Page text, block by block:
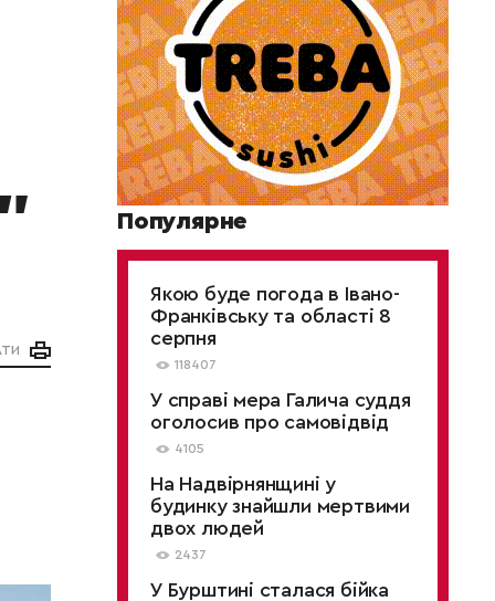
Популярне
Якою буде погода в Івано-
Франківську та області 8
серпня
118407
У справі мера Галича суддя
оголосив про самовідвід
4105
На Надвірнянщині у
будинку знайшли мертвими
двох людей
2437
У Бурштині сталася бійка